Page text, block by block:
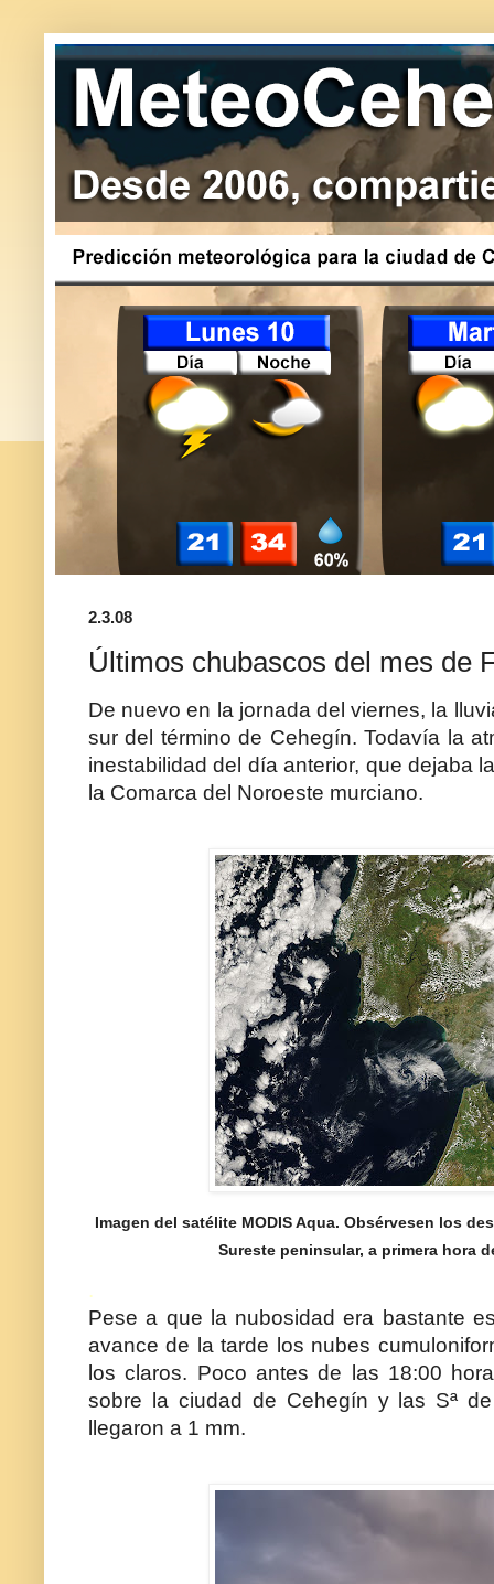
2.3.08
Últimos chubascos del mes de
De nuevo en la jornada del viernes, la
sur del término de Cehegín. Todavía la
inestabilidad del día anterior, que dejaba
la Comarca del Noroeste murciano.
Imagen del satélite MODIS Aqua. Obsérvesen los
Sureste peninsular, a primera hora
.
Pese a que la nubosidad era bastante
avance de la tarde los nubes
los claros. Poco antes de las 18:00
sobre la ciudad de Cehegín y las Sª
llegaron a 1 mm.